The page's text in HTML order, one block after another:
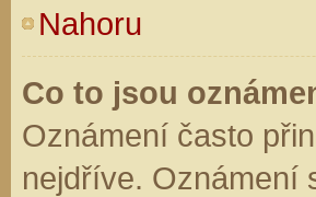
Nahoru
Co to jsou
Oznámení často
nejdříve. Oznámení